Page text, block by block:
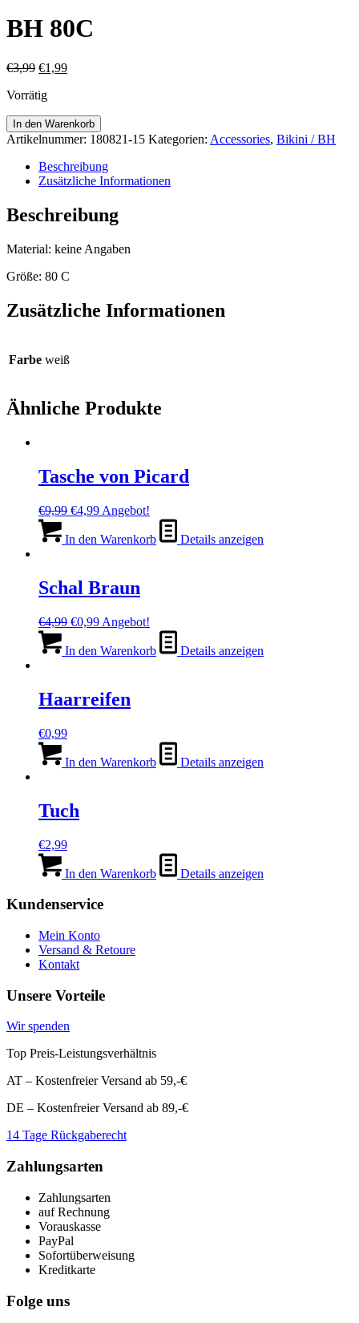
BH 80C
€3,99 Ursprünglicher
war:
€1,99Aktueller
Vorrätig
BH
80C
In den Warenkorb
Artikelnummer: 180821-15 Kategorien: Accessories, Bikini / BH
Beschreibung
Zusätzliche Informationen
Beschreibung
Material: keine Angaben
Größe: 80 C
Zusätzliche Informationen
Farbe weiß
Ähnliche Produkte
Tasche von Picard
€9,99 Ursprünglicher
war:
€4,99Aktueller
ist:
Angebot!
In den Warenkorb Details anzeigen
Schal Braun
€4,99 Ursprünglicher
war:
€0,99Aktueller
ist:
Angebot!
In den Warenkorb Details anzeigen
Haarreifen
€0,99
In den Warenkorb Details anzeigen
Tuch
€2,99
In den Warenkorb Details anzeigen
Kundenservice
Mein Konto
Versand & Retoure
Kontakt
Unsere Vorteile
Wir spenden
Top Preis-Leistungsverhältnis
AT – Kostenfreier Versand ab 59,-€
DE – Kostenfreier Versand ab 89,-€
14 Tage Rückgaberecht
Zahlungsarten
Zahlungsarten
auf Rechnung
Vorauskasse
PayPal
Sofortüberweisung
Kreditkarte
Folge uns